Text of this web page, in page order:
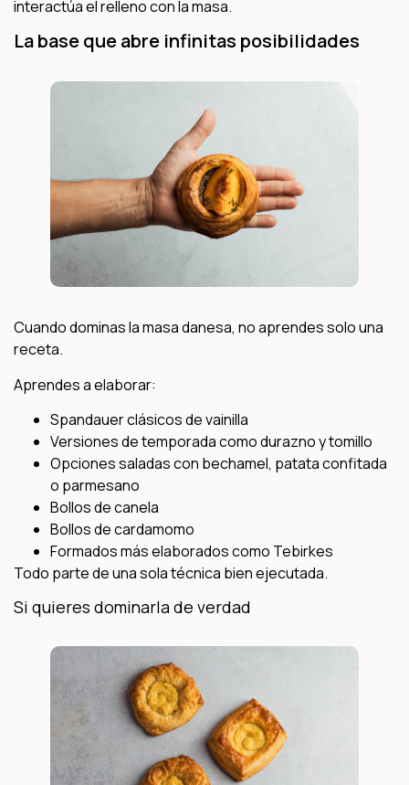
interactúa el relleno con la masa.
La base que abre infinitas posibilidades
Cuando dominas la masa danesa, no aprendes solo una
receta.
Aprendes a elaborar:
Spandauer clásicos de vainilla
Versiones de temporada como durazno y tomillo
Opciones saladas con bechamel, patata confitada
o parmesano
Bollos de canela
Bollos de cardamomo
Formados más elaborados como Tebirkes
Todo parte de una sola técnica bien ejecutada.
Si quieres dominarla de verdad